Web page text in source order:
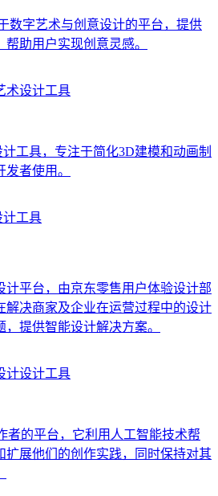
数字艺术与创意设计的平台，提供
助用户实现创意灵感。
术设计工具
工具，专注于简化3D建模和动画制
者使用。
计工具
计平台，由京东零售用户体验设计部
解决商家及企业在运营过程中的设计
提供智能设计解决方案。
计设计工具
者的平台，它利用人工智能技术帮
扩展他们的创作实践，同时保持对其